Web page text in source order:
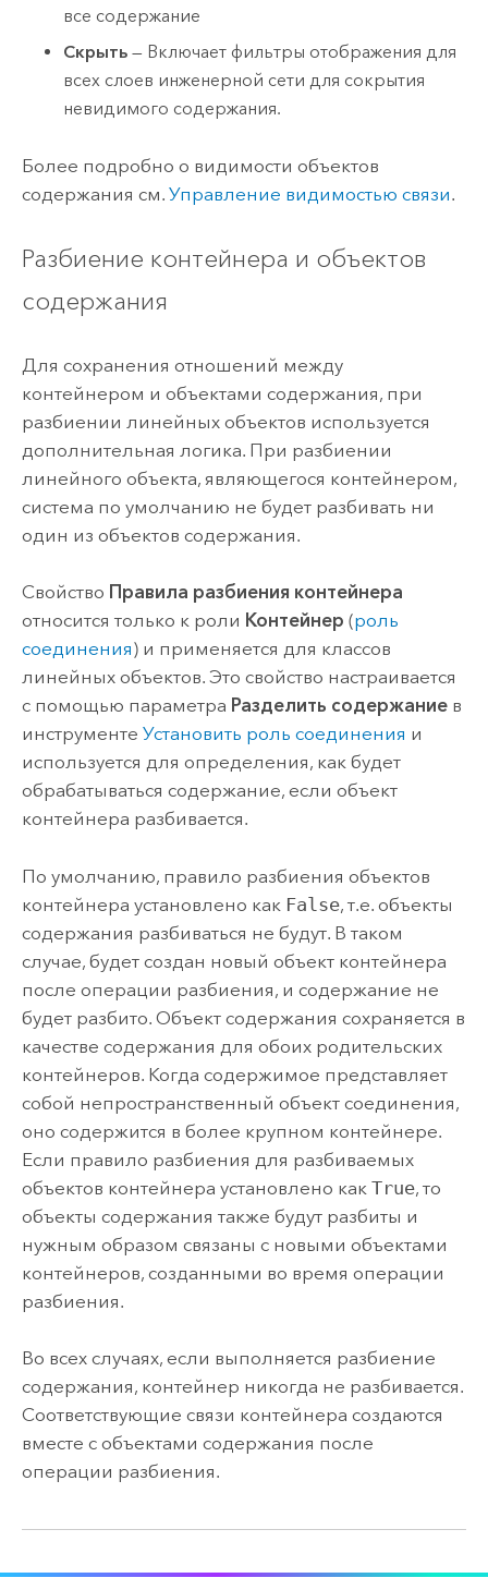
все содержание
Скрыть — Включает фильтры отображения для
всех слоев инженерной сети для сокрытия
невидимого содержания.
Более подробно о видимости объектов
содержания см. Управление видимостью связи.
Разбиение контейнера и объектов
содержания
Для сохранения отношений между
контейнером и объектами содержания, при
разбиении линейных объектов используется
дополнительная логика. При разбиении
линейного объекта, являющегося контейнером,
система по умолчанию не будет разбивать ни
один из объектов содержания.
Свойство Правила разбиения контейнера
относится только к роли Контейнер (роль
соединения) и применяется для классов
линейных объектов. Это свойство настраивается
с помощью параметра Разделить содержаниев
инструменте Установить роль соединения и
используется для определения, как будет
обрабатываться содержание, если объект
контейнера разбивается.
По умолчанию, правило разбиения объектов
контейнера установлено как False, т.е. объекты
содержания разбиваться не будут. В таком
случае, будет создан новый объект контейнера
после операции разбиения, и содержание не
будет разбито. Объект содержания сохраняется в
качестве содержания для обоих родительских
контейнеров. Когда содержимое представляет
собой непространственный объект соединения,
оно содержится в более крупном контейнере.
Если правило разбиения для разбиваемых
объектов контейнера установлено как True, то
объекты содержания также будут разбиты и
нужным образом связаны с новыми объектами
контейнеров, созданными во время операции
разбиения.
Во всех случаях, если выполняется разбиение
содержания, контейнер никогда не разбивается.
Соответствующие связи контейнера создаются
вместе с объектами содержания после
операции разбиения.